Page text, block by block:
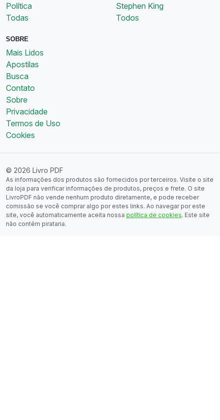
Política
Todas
Stephen King
Todos
SOBRE
Mais Lidos
Apostilas
Busca
Contato
Sobre
Privacidade
Termos de Uso
Cookies
© 2026 Livro PDF
As informações dos produtos são fornecidos por terceiros. Visite o site
da loja para verificar informações de produtos, preços e frete. O site
LivroPDF não vende nenhum produto diretamente, e pode receber
comissão se você comprar algo por estes links. Ao navegar por este
site, você automaticamente aceita nossa política de cookies. Este site
não contém pirataria.